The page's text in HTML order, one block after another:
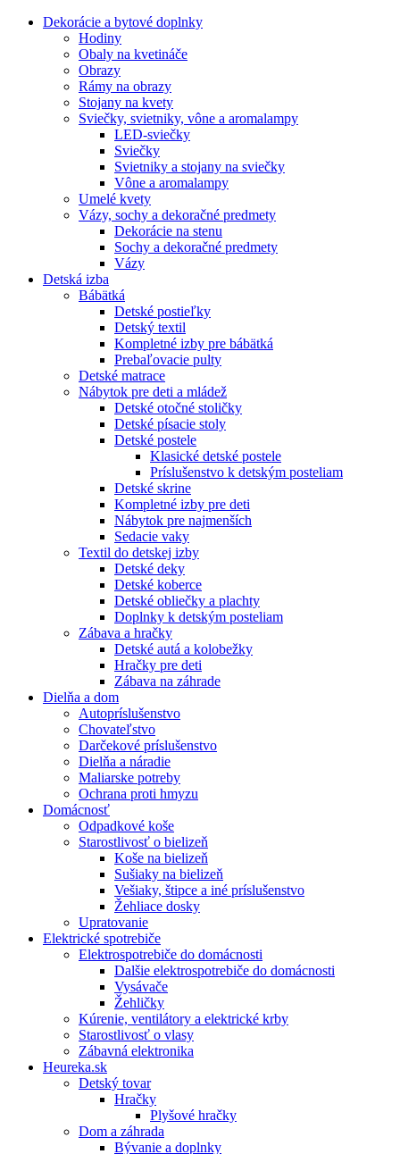
Dekorácie a bytové doplnky
Hodiny
Obaly na kvetináče
Obrazy
Rámy na obrazy
Stojany na kvety
Sviečky, svietniky, vône a aromalampy
LED-sviečky
Sviečky
Svietniky a stojany na sviečky
Vône a aromalampy
Umelé kvety
Vázy, sochy a dekoračné predmety
Dekorácie na stenu
Sochy a dekoračné predmety
Vázy
Detská izba
Bábätká
Detské postieľky
Detský textil
Kompletné izby pre bábätká
Prebaľovacie pulty
Detské matrace
Nábytok pre deti a mládež
Detské otočné stoličky
Detské písacie stoly
Detské postele
Klasické detské postele
Príslušenstvo k detským posteliam
Detské skrine
Kompletné izby pre deti
Nábytok pre najmenších
Sedacie vaky
Textil do detskej izby
Detské deky
Detské koberce
Detské obliečky a plachty
Doplnky k detským posteliam
Zábava a hračky
Detské autá a kolobežky
Hračky pre deti
Zábava na záhrade
Dielňa a dom
Autopríslušenstvo
Chovateľstvo
Darčekové príslušenstvo
Dielňa a náradie
Maliarske potreby
Ochrana proti hmyzu
Domácnosť
Odpadkové koše
Starostlivosť o bielizeň
Koše na bielizeň
Sušiaky na bielizeň
Vešiaky, štipce a iné príslušenstvo
Žehliace dosky
Upratovanie
Elektrické spotrebiče
Elektrospotrebiče do domácnosti
Dalšie elektrospotrebiče do domácnosti
Vysávače
Žehličky
Kúrenie, ventilátory a elektrické krby
Starostlivosť o vlasy
Zábavná elektronika
Heureka.sk
Detský tovar
Hračky
Plyšové hračky
Dom a záhrada
Bývanie a doplnky